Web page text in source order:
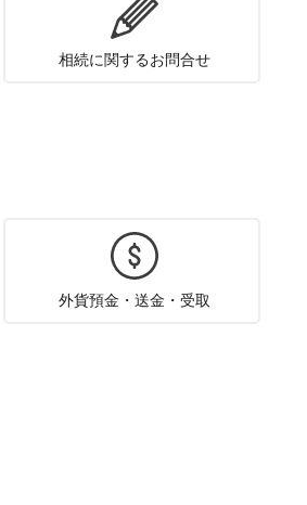
相続に関するお問合せ
外貨預金・送金・受取